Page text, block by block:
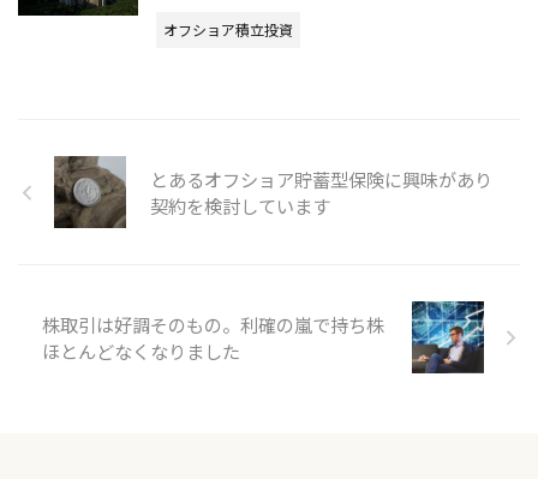
オフショア積立投資
とあるオフショア貯蓄型保険に興味があり
契約を検討しています
株取引は好調そのもの。利確の嵐で持ち株
ほとんどなくなりました